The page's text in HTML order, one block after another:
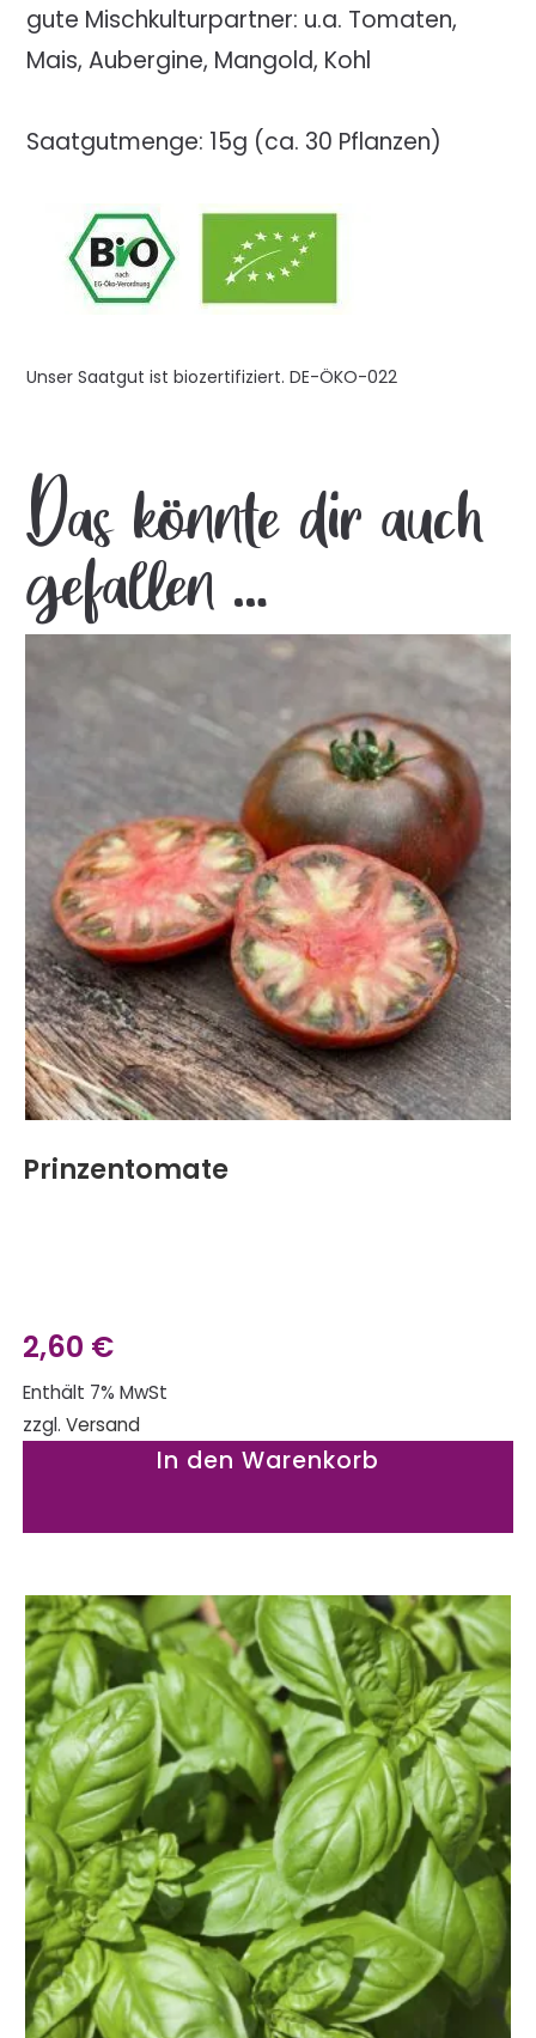
gute Mischkulturpartner: u.a. Tomaten,
Mais, Aubergine, Mangold, Kohl
Saatgutmenge: 15g (ca. 30 Pflanzen)
Unser Saatgut ist biozertifiziert. DE-ÖKO-022
Das könnte dir auch
gefallen …
Prinzentomate
2,60 €
Enthält 7% MwSt
zzgl. Versand
In den Warenkorb